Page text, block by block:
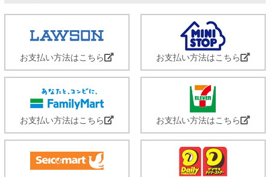
お支払い方法はこちら お支払い方法はこちら
お支払い方法はこちら お支払い方法はこちら